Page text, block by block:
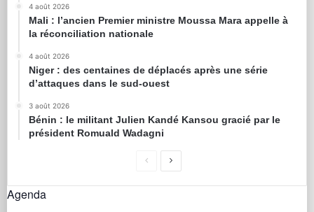
4 août 2026
Mali : l’ancien Premier ministre Moussa Mara appelle à
la réconciliation nationale
4 août 2026
Niger : des centaines de déplacés après une série
d’attaques dans le sud-ouest
3 août 2026
Bénin : le militant Julien Kandé Kansou gracié par le
président Romuald Wadagni
Agenda